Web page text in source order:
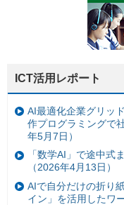
ICT活用レポート
AI最適化企業グリッ
作プログラミングで
年5月7日）
「数学AI」で途中式
（2026年4月13日）
AIで自分だけの折り
イン」を活用したワ